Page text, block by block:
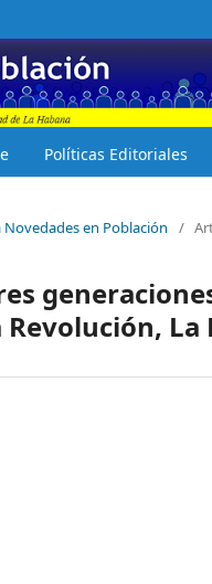
Políticas Editoriales
Novedades en Población /
La